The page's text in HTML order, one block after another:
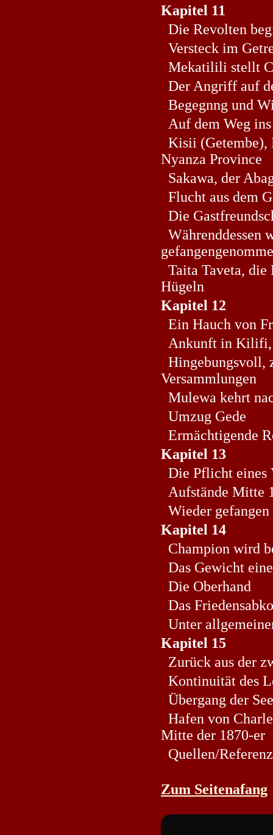
Kapitel 11
Die Revolten
Versteck im
Mekatilili stellt
Der Angriff auf
Begegnng und
Auf dem Weg
Kisii (Getembe),
Nyanza Province
Sakawa, der
Flucht aus dem
Die
Währenddessen
Taita Taveta, die
Hügeln
Kapitel 12
Ein Hauch von
Ankunft in
Hingebungsvoll,
Versammlungen
Mulewa kehrt
Umzug Gede
Ermächtigende
Kapitel 13
Die Pflicht eines
Aufstände Mitte
Wieder gefangen
Kapitel 14
Champion wird
Das Gewicht
Die Oberhand
Das
Unter
Kapitel 15
Zurück aus der
Kontinuität des
Übergang der
Hafen von
Mitte der 1870-er
Quellen/
Zum Seitenafang